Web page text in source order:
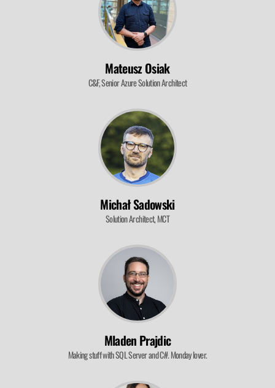
Mateusz Osiak
C&F, Senior Azure Solution Architect
Michał Sadowski
Solution Architect, MCT
Mladen Prajdic
Making stuff with SQL Server and C#. Monday lover.